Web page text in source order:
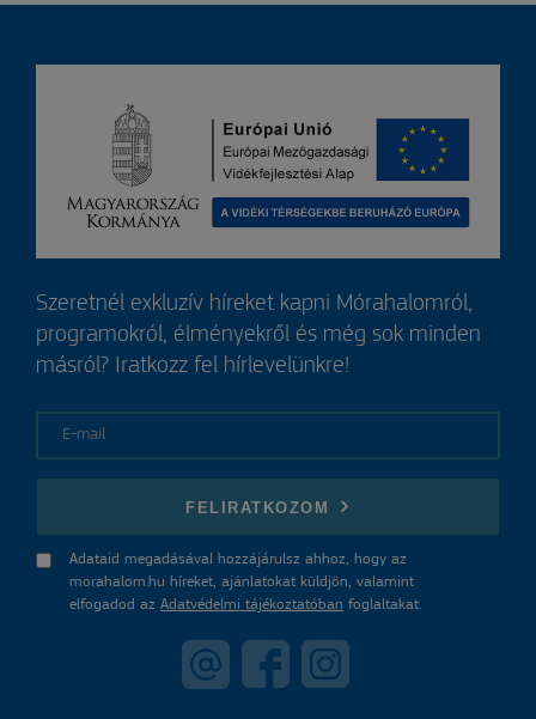
Szeretnél exkluzív híreket kapni Mórahalomról,
programokról, élményekről és még sok minden
másról? Iratkozz fel hírlevelünkre!
FELIRATKOZOM
Adataid megadásával hozzájárulsz ahhoz, hogy az
morahalom.hu híreket, ajánlatokat küldjön, valamint
elfogadod az Adatvédelmi tájékoztatóban foglaltakat.